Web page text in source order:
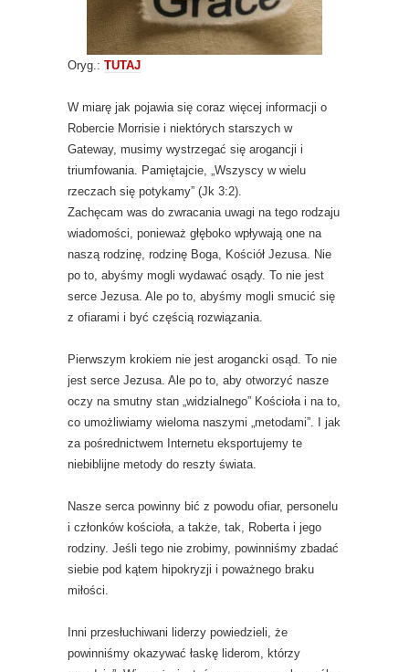
Oryg.: TUTAJ
W miarę jak pojawia się coraz więcej informacji o
Robercie Morrisie i niektórych starszych w
Gateway, musimy wystrzegać się arogancji i
triumfowania. Pamiętajcie, „Wszyscy w wielu
rzeczach się potykamy” (Jk 3:2).
Zachęcam was do zwracania uwagi na tego rodzaju
wiadomości, ponieważ głęboko wpływają one na
naszą rodzinę, rodzinę Boga, Kościół Jezusa. Nie
po to, abyśmy mogli wydawać osądy. To nie jest
serce Jezusa. Ale po to, abyśmy mogli smucić się
z ofiarami i być częścią rozwiązania.
Pierwszym krokiem nie jest arogancki osąd. To nie
jest serce Jezusa. Ale po to, aby otworzyć nasze
oczy na smutny stan „widzialnego” Kościoła i na to,
co umożliwiamy wieloma naszymi „metodami”. I jak
za pośrednictwem Internetu eksportujemy te
niebiblijne metody do reszty świata.
Nasze serca powinny bić z powodu ofiar, personelu
i członków kościoła, a także, tak, Roberta i jego
rodziny. Jeśli tego nie zrobimy, powinniśmy zbadać
siebie pod kątem hipokryzji i poważnego braku
miłości.
Inni przesłuchiwani liderzy powiedzieli, że
powinniśmy okazywać łaskę liderom, którzy